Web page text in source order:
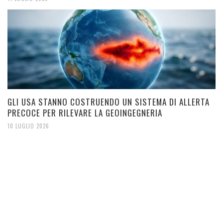
GLI USA STANNO COSTRUENDO UN SISTEMA DI ALLERTA
PRECOCE PER RILEVARE LA GEOINGEGNERIA
10 LUGLIO 2026